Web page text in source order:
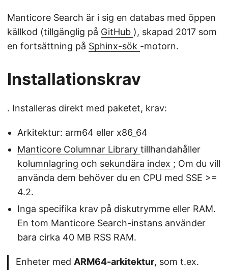
Manticore Search är i sig en databas med öppen
källkod (tillgänglig på GitHub ), skapad 2017 som
en fortsättning på Sphinx-sök -motorn.
Installationskrav
. Installeras direkt med paketet, krav:
Arkitektur: arm64 eller x86_64
Manticore Columnar Library tillhandahåller
kolumnlagring och sekundära index ; Om du vill
använda dem behöver du en CPU med SSE >=
4.2.
Inga specifika krav på diskutrymme eller RAM.
En tom Manticore Search-instans använder
bara cirka 40 MB RSS RAM.
Enheter med ARM64-arkitektur, som t.ex.